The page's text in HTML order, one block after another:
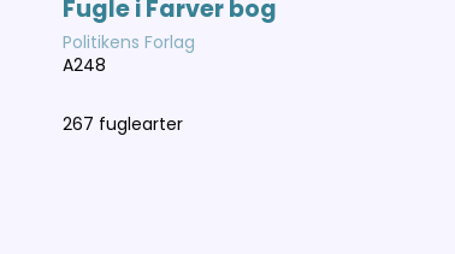
Fugle i Farver bog
Politikens Forlag
A248
267 fuglearter